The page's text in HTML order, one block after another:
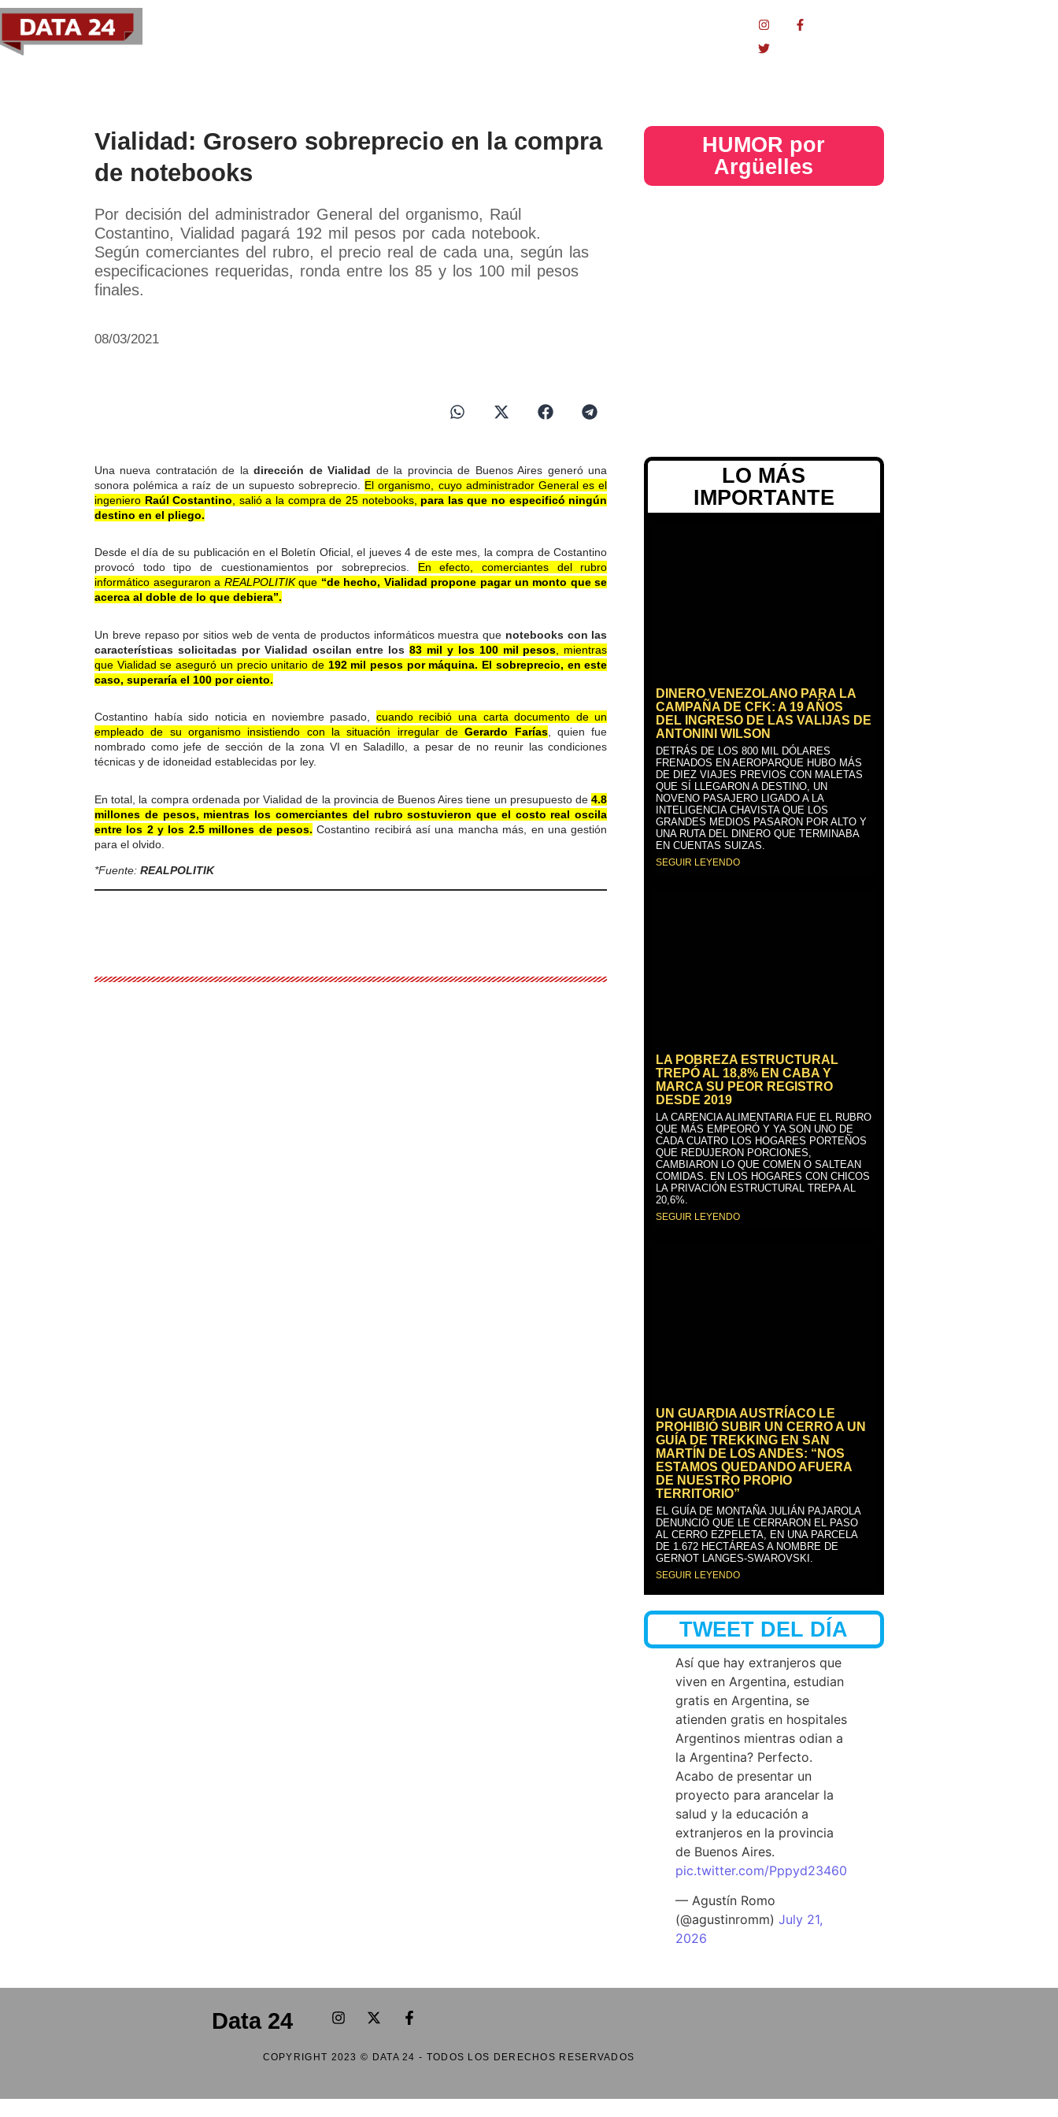
Vialidad: Grosero sobreprecio en la compra
de notebooks
Por decisión del administrador General del organismo, Raúl
Costantino, Vialidad pagará 192 mil pesos por cada notebook.
Según comerciantes del rubro, el precio real de cada una, según las
especificaciones requeridas, ronda entre los 85 y los 100 mil pesos
finales.
08/03/2021
Una nueva contratación de ladirección de Vialidad de la provincia de Buenos Aires generó una
sonora polémica a raíz de un supuesto sobreprecio. El organismo, cuyo administrador General es el
ingeniero Raúl Costantino , salió a la compra de 25 notebooks, para las que no especificó ningún
destino en el pliego.
Desde el día de su publicación en el Boletín Oficial, el jueves 4 de este mes, la compra de Costantino
provocó todo tipo de cuestionamientos por sobreprecios. En efecto, comerciantes del rubro
informático aseguraron a REALPOLITIKque “de hecho, Vialidad propone pagar un monto que se
acerca al doble de lo que debiera”.
Un breve repaso por sitios web de venta de productos informáticos muestra que notebooks con las
características solicitadas por Vialidad oscilan entre los83 mil y los 100 mil pesos , mientras
que Vialidad se aseguró un precio unitario de 192 mil pesos por máquina. El sobreprecio, en este
caso, superaría el 100 por ciento.
Costantino había sido noticia en noviembre pasado, cuando recibió una carta documento de un
empleado de su organismo insistiendo con la situación irregular deGerardo Farías, quien fue
nombrado como jefe de sección de la zona VI en Saladillo, a pesar de no reunir las condiciones
técnicas y de idoneidad establecidas por ley.
En total, la compra ordenada por Vialidad de la provincia de Buenos Aires tiene un presupuesto de4.8
millones de pesos, mientras los comerciantes del rubro sostuvieron que el costo real oscila
entre los 2 y los 2.5 millones de pesos. Costantino recibirá así una mancha más, en una gestión
para el olvido.
*Fuente: REALPOLITIK
HUMOR por
Argüelles​
LO MÁS
IMPORTANTE
DINERO VENEZOLANO PARA LA
CAMPAÑA DE CFK: A 19 AÑOS
DEL INGRESO DE LAS VALIJAS DE
ANTONINI WILSON
DETRÁS DE LOS 800 MIL DÓLARES
FRENADOS EN AEROPARQUE HUBO MÁS
DE DIEZ VIAJES PREVIOS CON MALETAS
QUE SÍ LLEGARON A DESTINO, UN
NOVENO PASAJERO LIGADO A LA
INTELIGENCIA CHAVISTA QUE LOS
GRANDES MEDIOS PASARON POR ALTO Y
UNA RUTA DEL DINERO QUE TERMINABA
EN CUENTAS SUIZAS.
SEGUIR LEYENDO
LA POBREZA ESTRUCTURAL
TREPÓ AL 18,8% EN CABA Y
MARCA SU PEOR REGISTRO
DESDE 2019
LA CARENCIA ALIMENTARIA FUE EL RUBRO
QUE MÁS EMPEORÓ Y YA SON UNO DE
CADA CUATRO LOS HOGARES PORTEÑOS
QUE REDUJERON PORCIONES,
CAMBIARON LO QUE COMEN O SALTEAN
COMIDAS. EN LOS HOGARES CON CHICOS
LA PRIVACIÓN ESTRUCTURAL TREPA AL
20,6%.
SEGUIR LEYENDO
UN GUARDIA AUSTRÍACO LE
PROHIBIÓ SUBIR UN CERRO A UN
GUÍA DE TREKKING EN SAN
MARTÍN DE LOS ANDES: “NOS
ESTAMOS QUEDANDO AFUERA
DE NUESTRO PROPIO
TERRITORIO”
EL GUÍA DE MONTAÑA JULIÁN PAJAROLA
DENUNCIÓ QUE LE CERRARON EL PASO
AL CERRO EZPELETA, EN UNA PARCELA
DE 1.672 HECTÁREAS A NOMBRE DE
GERNOT LANGES-SWAROVSKI.
SEGUIR LEYENDO
TWEET DEL DÍA
Así que hay extranjeros que
viven en Argentina, estudian
gratis en Argentina, se
atienden gratis en hospitales
Argentinos mientras odian a
la Argentina? Perfecto.
Acabo de presentar un
proyecto para arancelar la
salud y la educación a
extranjeros en la provincia
de Buenos Aires.
pic.twitter.com/Pppyd23460
— Agustín Romo
(@agustinromm)July 21,
2026
Data 24
COPYRIGHT 2023 © DATA 24 - TODOS LOS DERECHOS RESERVADOS